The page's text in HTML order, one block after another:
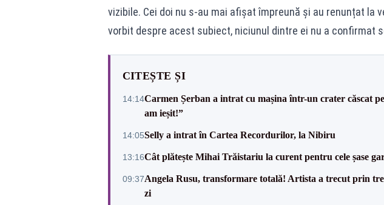
vizibile. Cei doi nu s-au mai afișat împreună și au renunțat la
vorbit despre acest subiect, niciunul dintre ei nu a confirmat
CITEȘTE ȘI
14:14Carmen Șerban a intrat cu mașina într-un crater căscat
am ieșit!”
14:05Selly a intrat în Cartea Recordurilor, la Nibiru
13:16Cât plătește Mihai Trăistariu la curent pentru cele șase
09:37Angela Rusu, transformare totală! Artista a trecut prin
zi